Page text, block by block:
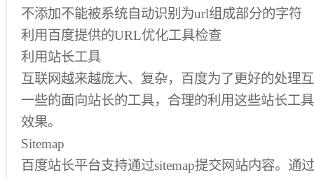
不添加不能被系统自动识别为url组成部分的字符
利用百度提供的URL优化工具检查
利用站长工具
互联网越来越庞大、复杂，百度为了更好的处理
一些的面向站长的工具，合理的利用这些站长工
效果。
Sitemap
百度站长平台支持通过sitemap提交网站内容。通